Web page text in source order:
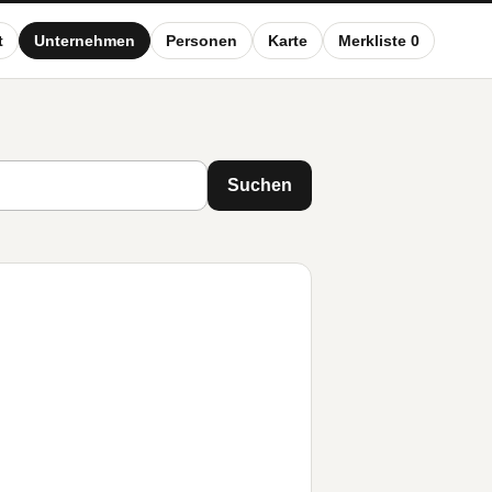
Unternehmen Personen Karte Merkliste 0
Suchen